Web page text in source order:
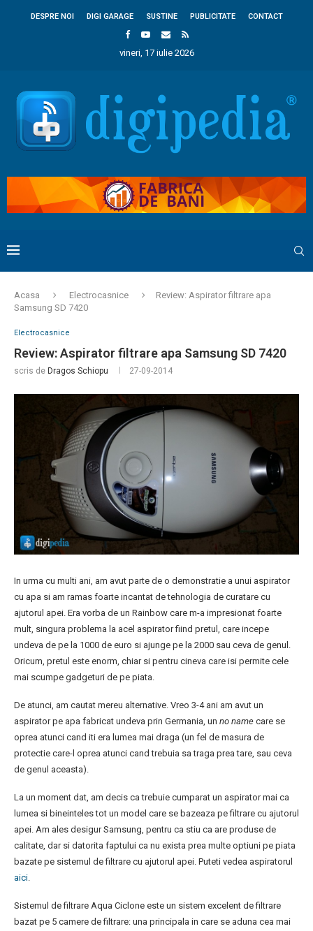
DESPRE NOI DIGI GARAGE SUSTINE PUBLICITATE CONTACT
vineri, 17 iulie 2026
Acasa Electrocasnice
Review: Aspirator filtrare apa
Samsung SD 7420
Electrocasnice
Review: Aspirator filtrare apa Samsung SD 7420
scris de Dragos Schiopu 27-09-2014
In urma cu multi ani, am avut parte de o demonstratie a unui aspirator
cu apa si am ramas foarte incantat de tehnologia de curatare cu
ajutorul apei. Era vorba de un Rainbow care m-a impresionat foarte
mult, singura problema la acel aspirator fiind pretul, care incepe
undeva de pe la 1000 de euro si ajunge pe la 2000 sau ceva de genul.
Oricum, pretul este enorm, chiar si pentru cineva care isi permite cele
mai scumpe gadgeturi de pe piata.
De atunci, am cautat mereu alternative. Vreo 3-4 ani am avut un
aspirator pe apa fabricat undeva prin Germania, un no name care se
oprea atunci cand iti era lumea mai draga (un fel de masura de
protectie care-l oprea atunci cand trebuia sa traga prea tare, sau ceva
de genul aceasta).
La un moment dat, am decis ca trebuie cumparat un aspirator mai ca
lumea si bineinteles tot un model care se bazeaza pe filtrare cu ajutorul
apei. Am ales desigur Samsung, pentru ca stiu ca are produse de
calitate, dar si datorita faptului ca nu exista prea multe optiuni pe piata
bazate pe sistemul de filtrare cu ajutorul apei. Puteti vedea aspiratorul
aici
Sistemul de filtrare Aqua Ciclone este un sistem excelent de filtrare
bazat pe 5 camere de filtrare: una principala in care se aduna cea mai